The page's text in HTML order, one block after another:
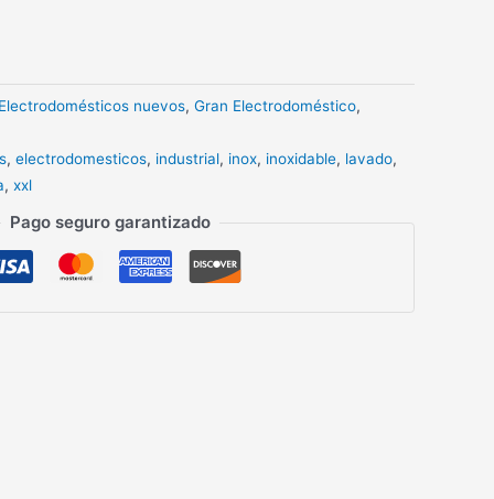
nuevos, Gran Electrodoméstico,
, electrodomesticos, industrial, inox, inoxidable, lavado,
, xxl
Pago seguro garantizado